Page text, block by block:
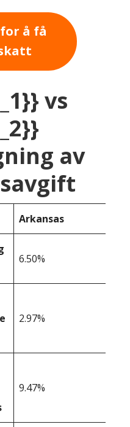
å få
vs
av
Arkansas
6.50%
2.97%
9.47%